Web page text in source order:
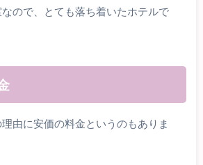
ので、とても落ち着いたホテルで
由に安価の料金というのもありま